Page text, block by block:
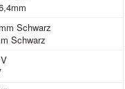
Schwarz